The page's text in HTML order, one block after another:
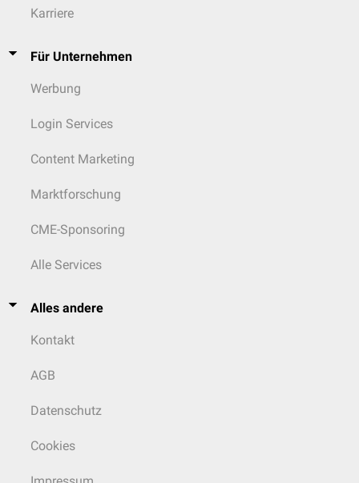
Karriere
Für Unternehmen
Werbung
Login Services
Content Marketing
Marktforschung
CME-Sponsoring
Alle Services
Alles andere
Kontakt
AGB
Datenschutz
Cookies